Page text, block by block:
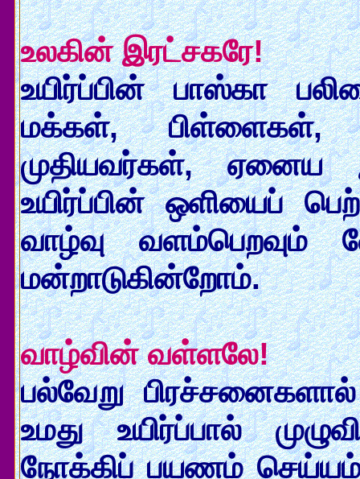
உலகின் இரட்சகரே!
உயிர்ப்பின் பாஸ்கா
மக்கள்,
முதியவர்கள்,
உயிர்ப்பின் ஒளியைப்
வாழ்வு வளம்பெறவும்
மன்றாடுகின்றோம்.
வாழ்வின் வள்ளலே!
பல்வேறு
உமது உயிர்ப்பால்
நோக்கிப் பயணம் செய்யம்